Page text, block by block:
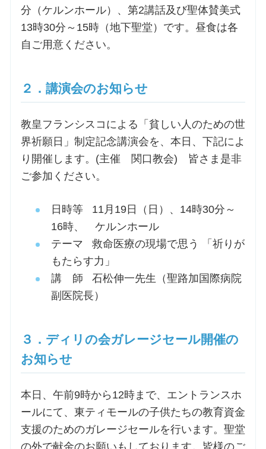
三田助祭の講座
交通・アクセス
交通・アクセス
分（ケルンホール）、第2講話及び聖体賛美式
13時30分～15時（地下聖堂）です。昼食は各
自ご用意ください。
２．講演会のお知らせ
教皇フランシスコによる「貧しい人のための世
界祈願日」制定記念講演会を、本日、下記によ
り開催します。(主催 関口教会) 皆さま是非
ご参加ください。
日時等 11月19日（日）、14時30分～
16時、 ケルンホール
テーマ 救命医療の現場で思う 「祈りが
もたらす力」
講 師 石松伸一先生（聖路加国際病院
副医院長）
３．ディリの会ガレージセール開催の
お知らせ
本日、午前9時から12時まで、エントランスホ
ールにて、東ティモールの子供たちの教育資金
支援のためのガレージセールを行います。聖堂